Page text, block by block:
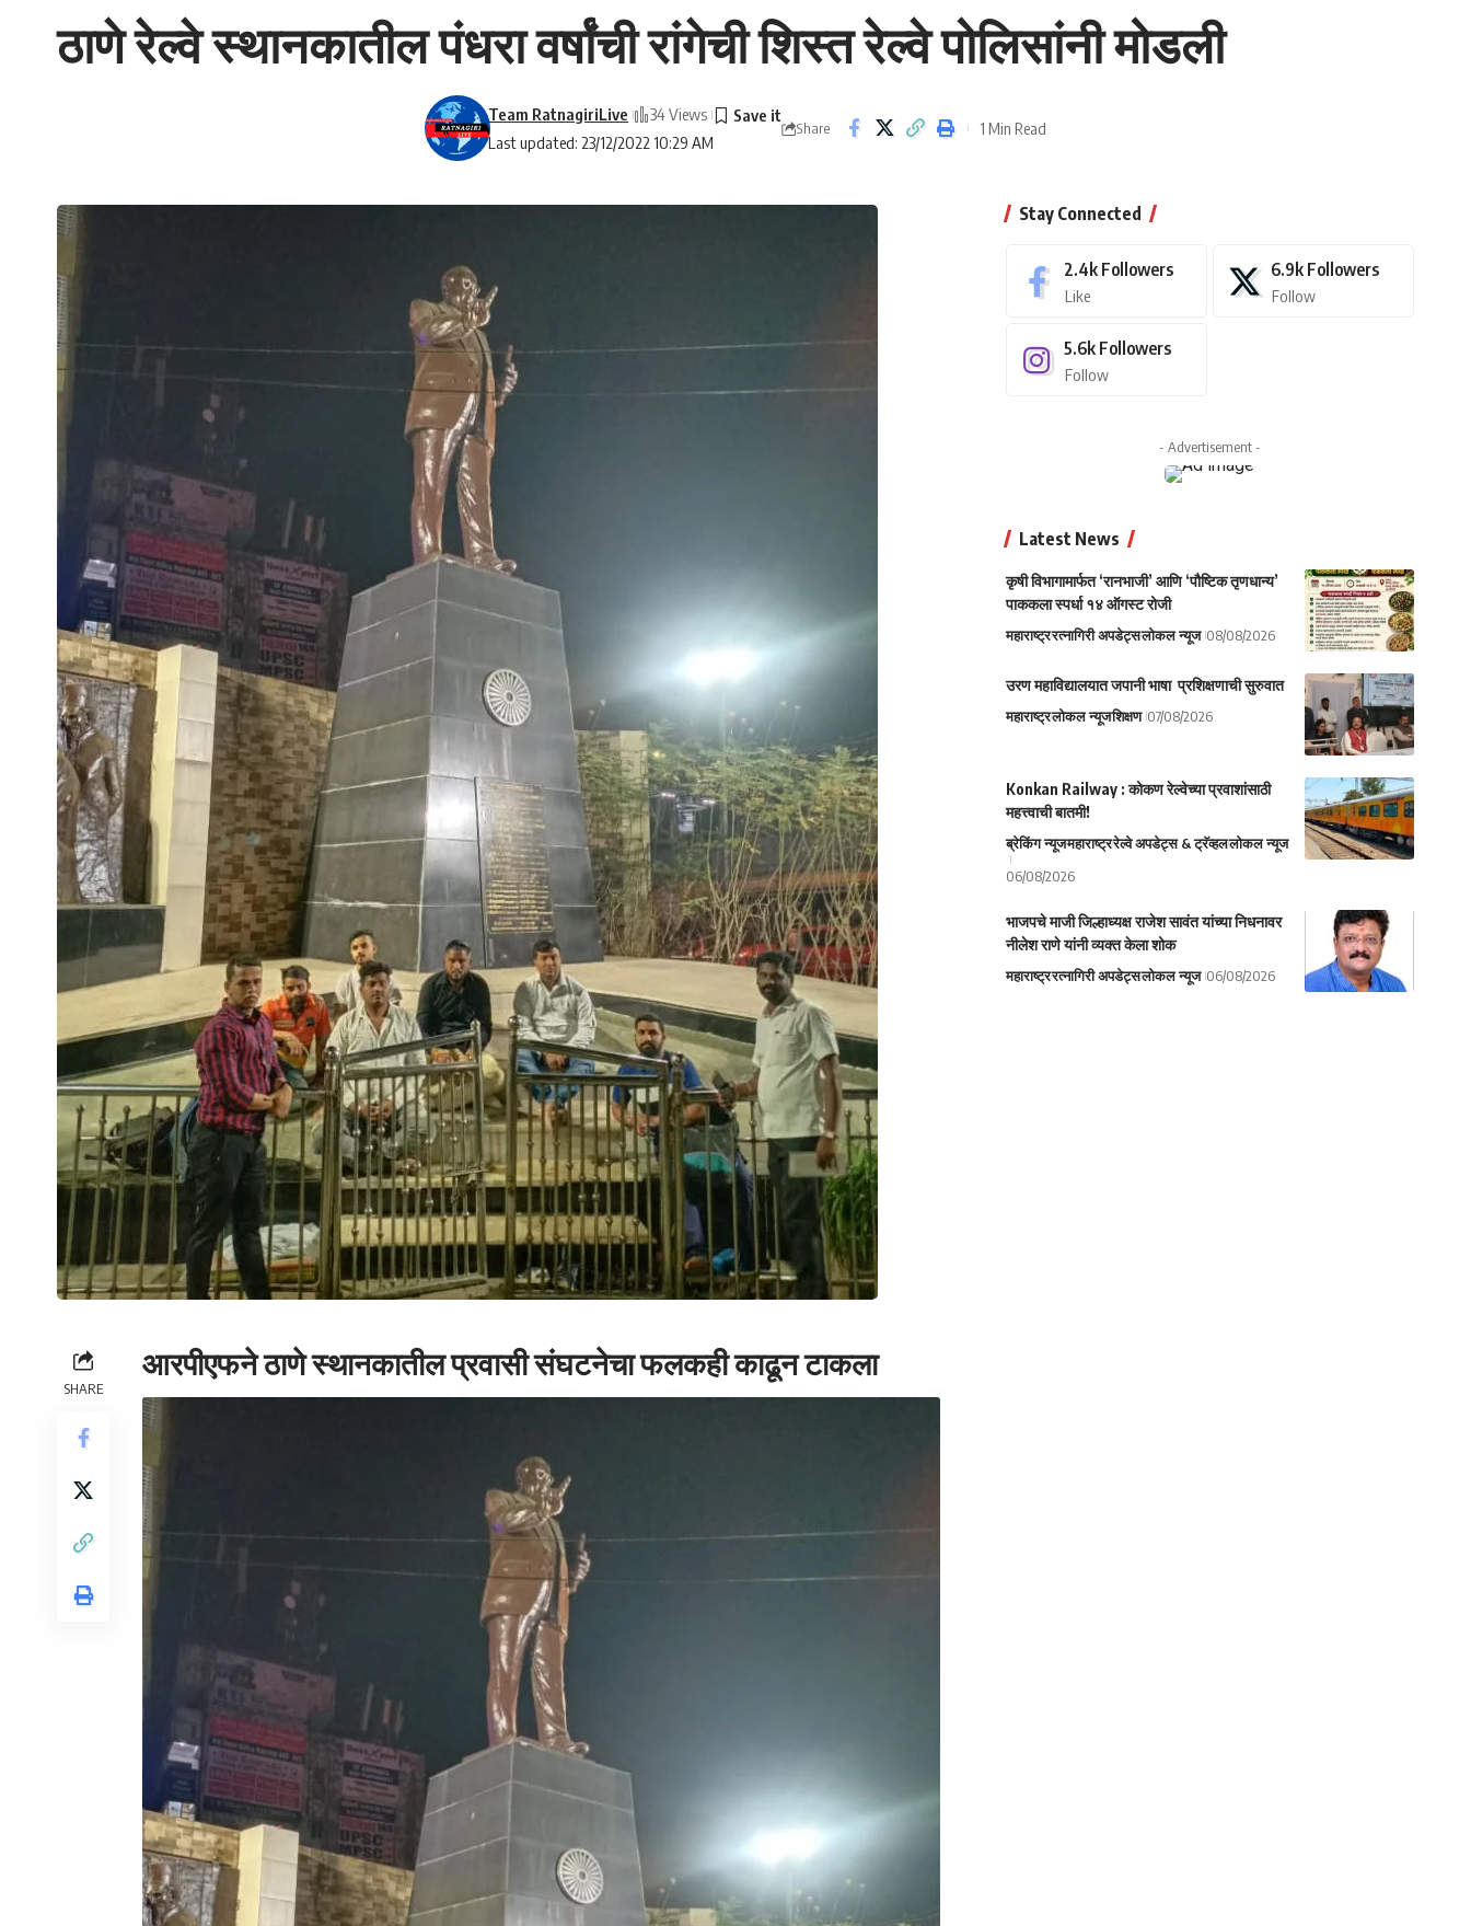
ठाणे रेल्वे स्थानकातील पंधरा वर्षांची रांगेची शिस्त रेल्वे पोलिसांनी मोडली
Last updated: 23/12/2022 10:29 AM
Team RatnagiriLive 34 Views
Share 1 Min Read
SHARE
आरपीएफने ठाणे स्थानकातील प्रवासी संघटनेचा फलकही काढून टाकला
Stay Connected
2.4k Followers
Like
6.9k Followers
Follow
5.6k Followers
Follow
- Advertisement -
Latest News
कृषी विभागामार्फत ‘रानभाजी’ आणि ‘पौष्टिक तृणधान्य’
पाककला स्पर्धा १४ ऑगस्ट रोजी
महाराष्ट्ररत्नागिरी अपडेट्सलोकल न्यूज 08/08/2026
उरण महाविद्यालयात जपानी भाषा प्रशिक्षणाची सुरुवात
महाराष्ट्रलोकल न्यूजशिक्षण 07/08/2026
Konkan Railway : कोकण रेल्वेच्या प्रवाशांसाठी
महत्त्वाची बातमी!
ब्रेकिंग न्यूजमहाराष्ट्ररेल्वे अपडेट्स & ट्रॅव्हललोकल न्यूज
06/08/2026
भाजपचे माजी जिल्हाध्यक्ष राजेश सावंत यांच्या निधनावर
नीलेश राणे यांनी व्यक्त केला शोक
महाराष्ट्ररत्नागिरी अपडेट्सलोकल न्यूज 06/08/2026